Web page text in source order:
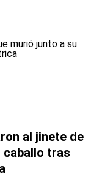
al jinete de
caballo tras